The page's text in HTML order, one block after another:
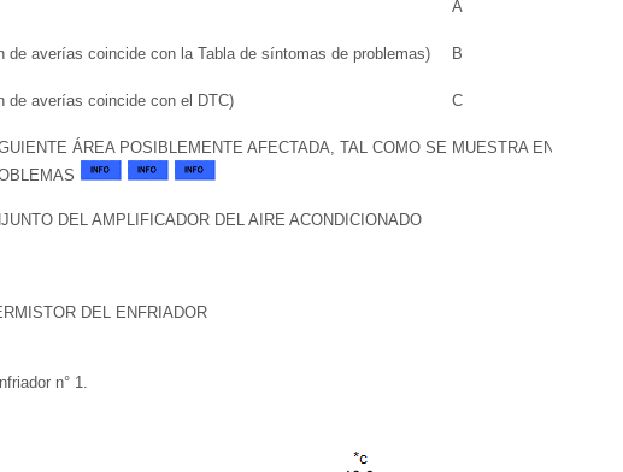
A
de averías coincide con la Tabla de síntomas de problemas) B
de averías coincide con el DTC) C
ÁREA POSIBLEMENTE AFECTADA, TAL COMO SE MUESTRA EN LA TABLA
DEL AMPLIFICADOR DEL AIRE ACONDICIONADO
DEL ENFRIADOR
n° 1.